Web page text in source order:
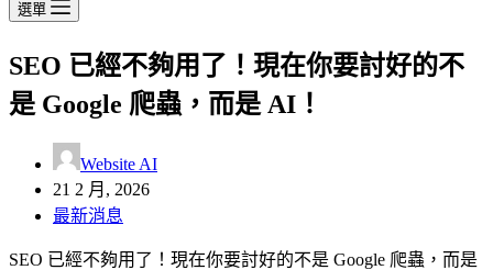
選單
SEO 已經不夠用了！現在你要討好的不
是 Google 爬蟲，而是 AI！
Website AI
21 2 月, 2026
最新消息
SEO 已經不夠用了！現在你要討好的不是 Google 爬蟲，而是